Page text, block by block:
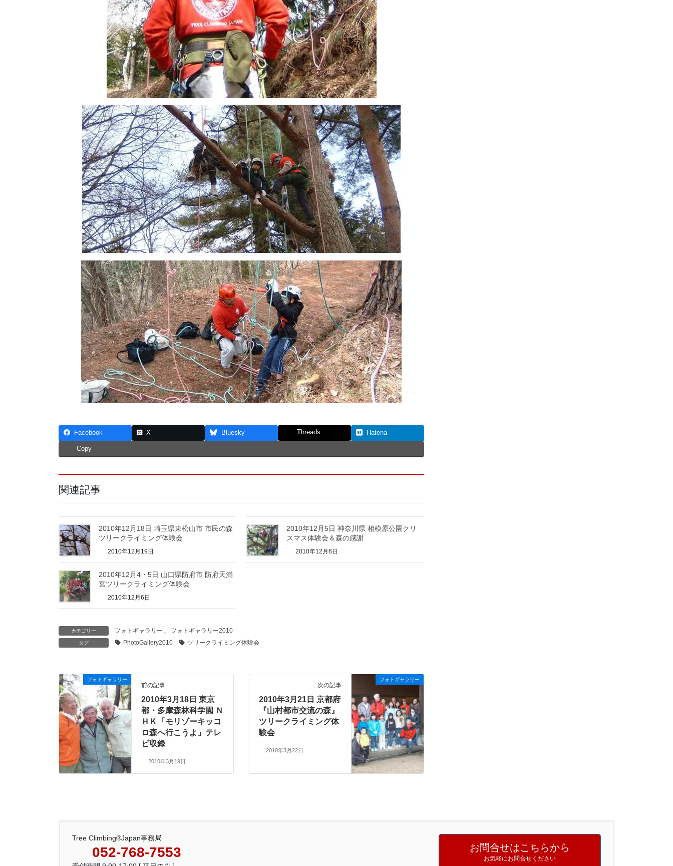
Facebook X Bluesky Threads Hatena
Copy
関連記事
2010年12月18日 埼玉県東松山市 市民の森
ツリークライミング体験会
2010年12月19日
2010年12月5日 神奈川県 相模原公園クリ
スマス体験会＆森の感謝
2010年12月6日
2010年12月4・5日 山口県防府市 防府天満
宮ツリークライミング体験会
2010年12月6日
カテゴリー フォトギャラリー 、 フォトギャラリー2010
タグ PhotoGallery2010 ツリークライミング体験会
フォトギャラリー
前の記事
2010年3月18日 東京
都・多摩森林科学園 Ｎ
ＨＫ「モリゾーキッコ
ロ森へ行こうよ」テレ
ビ収録
2010年3月19日
フォトギャラリー
次の記事
2010年3月21日 京都府
『山村都市交流の森』
ツリークライミング体
験会
2010年3月22日
Tree Climbing®Japan事務局
052-768-7553 お問合せはこちらから
お気軽にお問合せください